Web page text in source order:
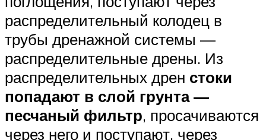
распределительный колодец в
трубы дренажной системы —
распределительные дрены. Из
распределительных дрен стоки
попадают в слой грунта —
песчаный фильтр, просачиваются
через него и поступают, через